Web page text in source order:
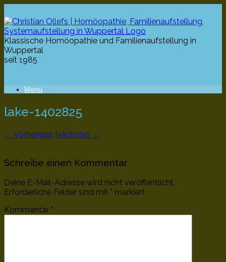
Klassische Homöopathie und Familienaufstellung in
Wuppertal
seit 1985
Menü
lake-1402825
← Vorheriges Nächstes →
Schreibe einen Kommentar
Deine E-Mail-Adresse wird nicht veröffentlicht.
Erforderliche Felder sind mit * markiert
Kommentar *